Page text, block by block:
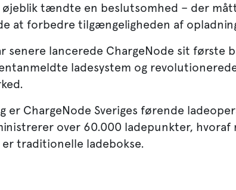
øjeblik tændte en beslutsomhed – der
at forbedre tilgængeligheden af
senere lancerede ChargeNode sit første
ladesystem og
er ChargeNode Sveriges førende
over 60.000 ladepunkter,
er traditionelle ladebokse.